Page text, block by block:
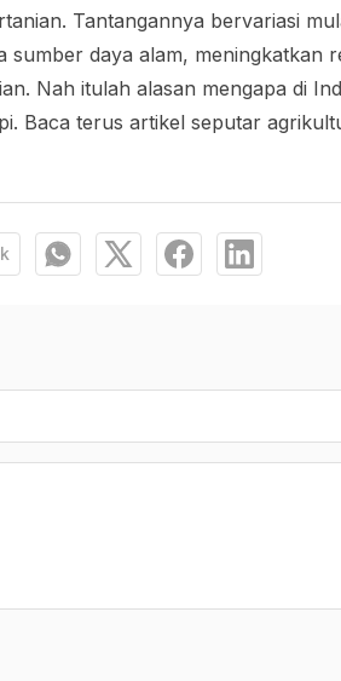
Tantangannya bervariasi
daya alam, meningkatkan
Nah itulah alasan mengapa di
Baca terus artikel seputar